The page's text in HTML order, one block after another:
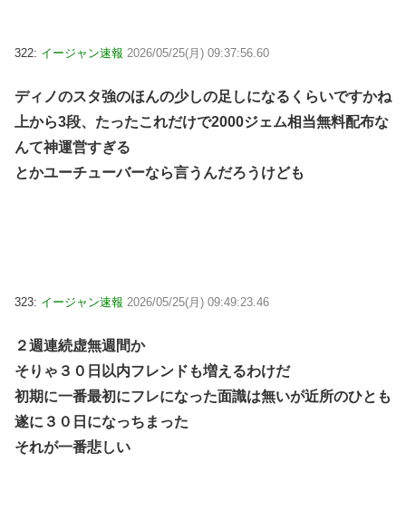
322: イージャン速報 2026/05/25(月) 09:37:56.60
ディノのスタ強のほんの少しの足しになるくらいですかね
上から3段、たったこれだけで2000ジェム相当無料配布な
んて神運営すぎる
とかユーチューバーなら言うんだろうけども
323: イージャン速報 2026/05/25(月) 09:49:23.46
２週連続虚無週間か
そりゃ３０日以内フレンドも増えるわけだ
初期に一番最初にフレになった面識は無いが近所のひとも
遂に３０日になっちまった
それが一番悲しい